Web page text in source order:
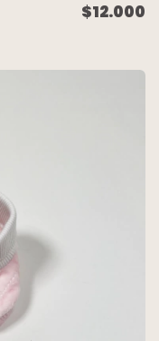
$12.000